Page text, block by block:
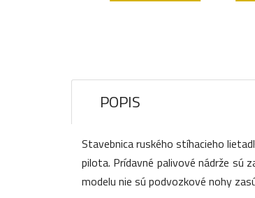
POPIS
Stavebnica ruského stíhacieho
pilota. Prídavné palivové nádrže sú
modelu nie sú podvozkové nohy